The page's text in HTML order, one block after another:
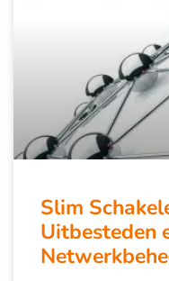
Slim
Uitbesteden